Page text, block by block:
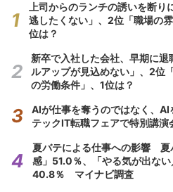
上司からのランチの誘いを断
逃したくない」、2位「職場の
位は？
新卒で入社した会社、早期に
ルアップが見込めない」、2位
の労働条件」、1位は？
AIが仕事を奪うのではなく、
テックIT転職フェアで特別講演
夏バテによる仕事への影響 夏
感」51.0％、「やる気が出ない
40.8％ マイナビ調査